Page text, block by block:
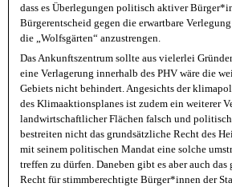
dass es Überlegungen politisch aktiver
Bürgerentscheid gegen die erwartbare
die „Wolfsgärten“ anzustrengen.
Das Ankunftszentrum sollte aus vielerlei
eine Verlagerung innerhalb des PHV wäre die
Gebiets nicht behindert. Angesichts der
des Klimaaktionsplanes ist zudem ein weiterer
landwirtschaftlicher Flächen falsch und
bestreiten nicht das grundsätzliche Recht des
mit seinem politischen Mandat eine solche
treffen zu dürfen. Daneben gibt es aber auch
Recht für stimmberechtigte Bürger*innen der